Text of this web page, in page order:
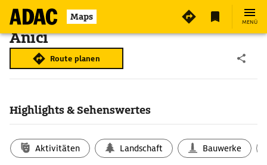
Maps MENÜ
Anići
Route planen
Highlights & Sehenswertes
Aktivitäten Landschaft Bauwerke